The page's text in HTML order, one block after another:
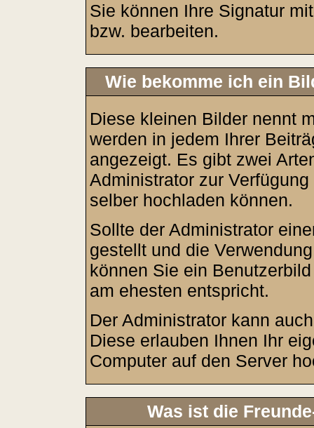
Sie können Ihre Signatur
bzw. bearbeiten.
Wie bekomme ich ein
Diese kleinen Bilder nennt
werden in jedem Ihrer
angezeigt. Es gibt zwei
Administrator zur
selber hochladen können.
Sollte der Administrator
gestellt und die
können Sie ein
am ehesten entspricht.
Der Administrator kann
Diese erlauben Ihnen Ihr
Computer auf den Server
Was ist die